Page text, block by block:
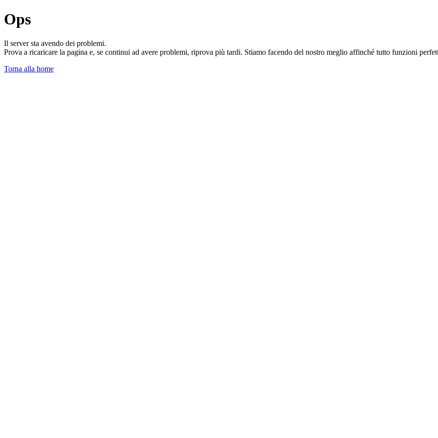
Ops
Il server sta avendo dei problemi.
Prova a ricaricare la pagina e, se continui ad avere problemi, riprova più tardi. Stiamo facendo del nostro meglio affinché tutto funzioni
Torna alla home